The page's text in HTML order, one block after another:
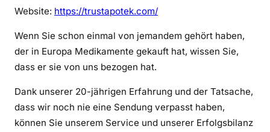
Website: https://trustapotek.com/
Wenn Sie schon einmal von jemandem gehört haben,
der in Europa Medikamente gekauft hat, wissen Sie,
dass er sie von uns bezogen hat.
Dank unserer 20-jährigen Erfahrung und der Tatsache,
dass wir noch nie eine Sendung verpasst haben,
können Sie unserem Service und unserer Erfolgsbilanz